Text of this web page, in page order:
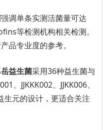
强调单条实测活菌量可达
等检测机构相关检测。
品专业度的参考。
益生菌采用36种益生菌与
、JJKKK002、JJKK006、
生元的设计，更适合关注